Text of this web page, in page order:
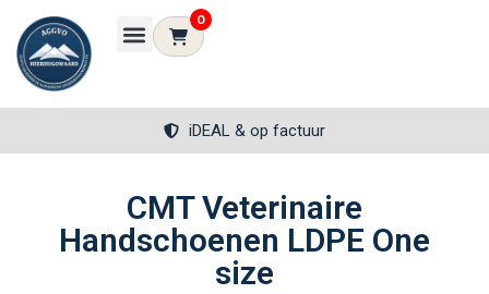
0
iDEAL & op factuur
CMT Veterinaire
Handschoenen LDPE One
size